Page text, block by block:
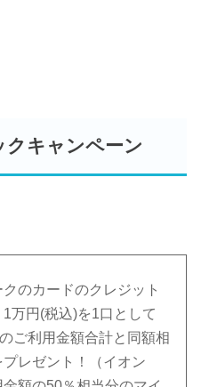
キャンペーン
のカードのクレジット
万円(税込)を1口として
ご利用金額合計と同額相
レゼント！（イオン